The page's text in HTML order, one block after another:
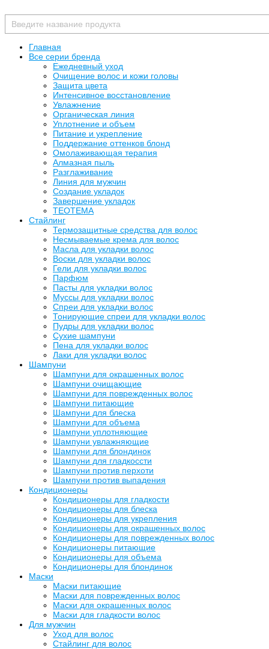
Главная
Все серии бренда
Ежедневный уход
Очищение волос и кожи головы
Защита цвета
Интенсивное восстановление
Увлажнение
Органическая линия
Уплотнение и объем
Питание и укрепление
Поддержание оттенков блонд
Омолаживающая терапия
Алмазная пыль
Разглаживание
Линия для мужчин
Создание укладок
Завершение укладок
TEOTEMA
Стайлинг
Термозащитные средства для волос
Несмываемые крема для волос
Масла для укладки волос
Воски для укладки волос
Гели для укладки волос
Парфюм
Пасты для укладки волос
Муссы для укладки волос
Спреи для укладки волос
Тонирующие спреи для укладки волос
Пудры для укладки волос
Сухие шампуни
Пена для укладки волос
Лаки для укладки волос
Шампуни
Шампуни для окрашенных волос
Шампуни очищающие
Шампуни для поврежденных волос
Шампуни питающие
Шампуни для блеска
Шампуни для объема
Шампуни уплотняющие
Шампуни увлажняющие
Шампуни для блондинок
Шампуни для гладкоссти
Шампуни против перхоти
Шампуни против выпадения
Кондиционеры
Кондиционеры для гладкости
Кондиционеры для блеска
Кондиционеры для укрепления
Кондиционеры для окрашенных волос
Кондиционеры для поврежденных волос
Кондиционеры питающие
Кондиционеры для объема
Кондиционеры для блондинок
Маски
Маски питающие
Маски для поврежденных волос
Маски для окрашенных волос
Маски для гладкости волос
Для мужчин
Уход для волос
Стайлинг для волос